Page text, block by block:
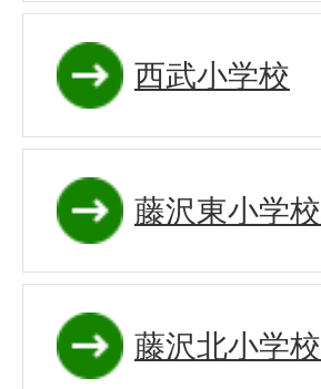
西武小学校
藤沢東小学校
藤沢北小学校